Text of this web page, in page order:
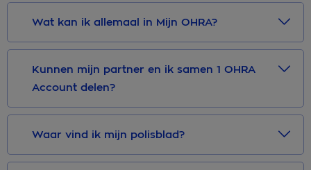
Wat kan ik allemaal in Mijn OHRA?
Kunnen mijn partner en ik samen 1 OHRA
Account delen?
Waar vind ik mijn polisblad?